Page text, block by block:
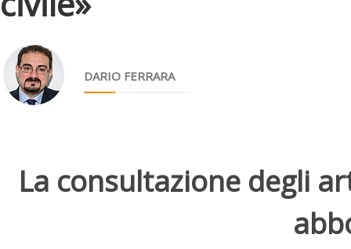
DARIO FERRARA
La consultazione degli